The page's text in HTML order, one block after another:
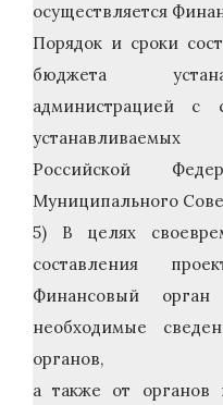
осуществляется
Порядок и сроки
бюджета
администрацией с
Российской
Муниципального
5) В целях
составления
Финансовый
необходимые
органов,
а также от органов